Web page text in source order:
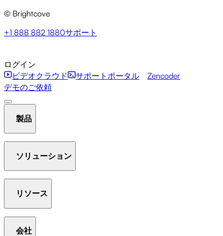
© Brightcove
+1 888 882 1880サポート
ログイン
ビデオクラウド
サポートポータル
Zencoder
デモのご依頼
製品
レイヤー
アナリティクス
AIスイート
ソリューション
Beacon Studio
リソース
会社